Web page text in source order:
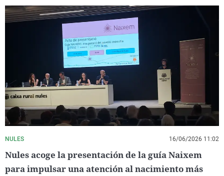
NULES 16/06/2026 11:02
Nules acoge la presentación de la guía Naixem
para impulsar una atención al nacimiento más